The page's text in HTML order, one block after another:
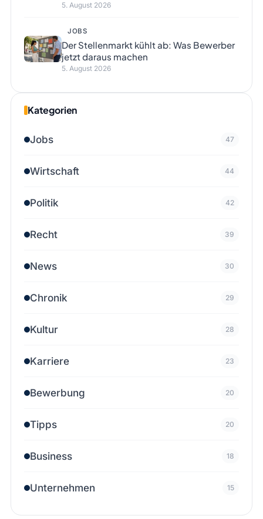
5. August 2026
JOBS
Der Stellenmarkt kühlt ab: Was Bewerber
jetzt daraus machen
5. August 2026
Kategorien
Jobs 47
Wirtschaft 44
Politik 42
Recht 39
News 30
Chronik 29
Kultur 28
Karriere 23
Bewerbung 20
Tipps 20
Business 18
Unternehmen 15